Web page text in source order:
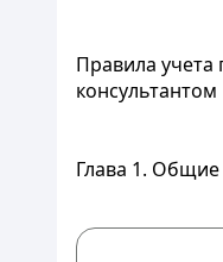
Правила
консультантом
Глава 1.